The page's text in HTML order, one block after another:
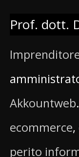
Prof. dott.
Akkountweb.
ecommerce,
perito